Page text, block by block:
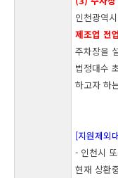
인천광역
제조업 전
주차장을
법정대수
하고자 하
[지원제외
- 인천시
현재 상환